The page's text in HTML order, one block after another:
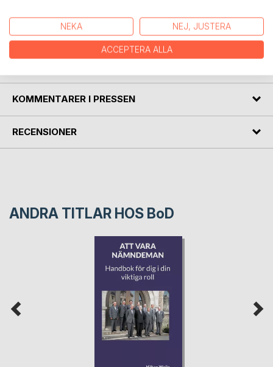
Att som nämndeman fatta ofta för den enskilda individen
väldigt ingripande beslut ställer höga krav.
KOMMENTARER I PRESSEN
RECENSIONER
ANDRA TITLAR HOS BoD
NEKA NEJ, JUSTERA
ACCEPTERA ALLA